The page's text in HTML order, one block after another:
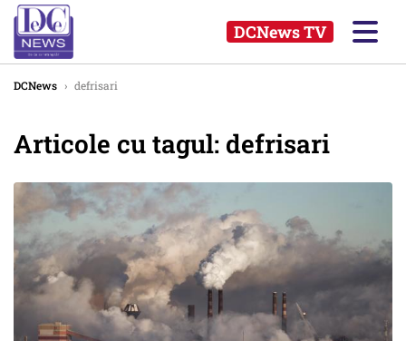
DCNews TV
DCNews › defrisari
Articole cu tagul: defrisari